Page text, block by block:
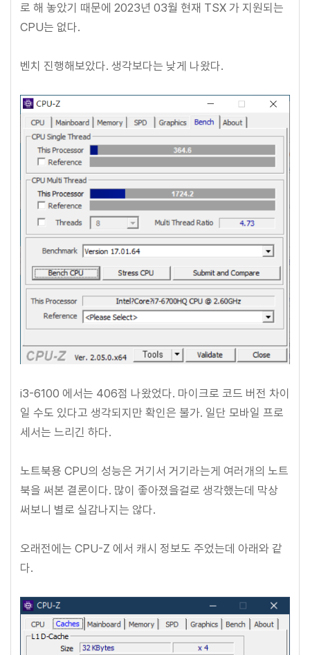
로 해 놓았기 때문에 2023년 03월 현재 TSX 가 지원되는
CPU는 없다.
벤치 진행해보았다. 생각보다는 낮게 나왔다.
i3-6100 에서는 406점 나왔었다. 마이크로 코드 버전 차이
일 수도 있다고 생각되지만 확인은 불가. 일단 모바일 프로
세서는 느리긴 하다.
노트북용 CPU의 성능은 거기서 거기라는게 여러개의 노트
북을 써본 결론이다. 많이 좋아졌을걸로 생각했는데 막상
써보니 별로 실감나지는 않다.
오래전에는 CPU-Z 에서 캐시 정보도 주었는데 아래와 같
다.